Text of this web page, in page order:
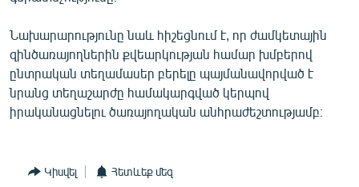
Նախարարությունը նաև հիշեցնում է, որ ժամկետային
զինծառայողներին քվեարկության համար խմբերով
ընտրական տեղամասեր բերելը պայմանավորված է
նրանց տեղաշարժը համակարգված կերպով
իրականացնելու ծառայողական անհրաժեշտությամբ։
Կիսվել Հետևեք մեզ